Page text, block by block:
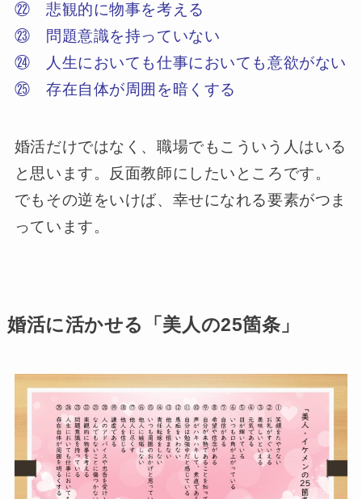
㉒ 悲観的に物事を考える
㉓ 問題意識を持っていない
㉔ 人生においても仕事においても意欲がない
㉕ 存在自体が周囲を暗くする
婚活だけではなく、職場でもこういう人はいる
と思います。反面教師にしたいところです。
でもその逆をいけば、幸せになれる要素がつま
っています。
婚活に活かせる「美人の25箇条」